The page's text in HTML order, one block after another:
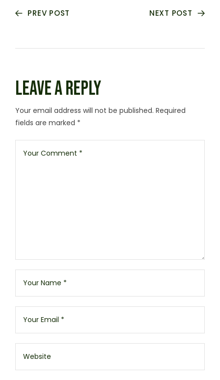
PREV POST NEXT POST
LEAVE A REPLY
Your email address will not be published. Required
fields are marked *